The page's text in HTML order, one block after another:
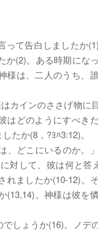
って告白しましたか
か(2)。ある時期にな
様は、二人のうち、
カインのささげ物に
はどのようにすべき
たか(8，?ﾖﾊ3:12)。
、どこにいるのか。
対して、彼は何と答
ましたか(10-12)。
。神様は彼を
しょうか(16)。ノデ